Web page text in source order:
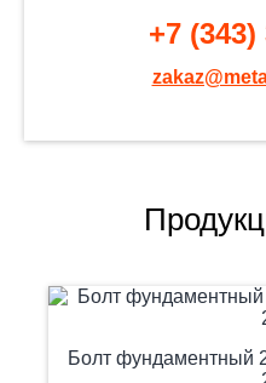
+7 (343)
Болт фундаментный